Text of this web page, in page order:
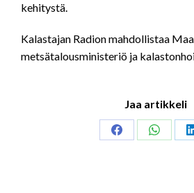
kehitystä.
Kalastajan Radion mahdollistaa
metsätalousministeriö ja
Jaa artikkeli
Share
Share